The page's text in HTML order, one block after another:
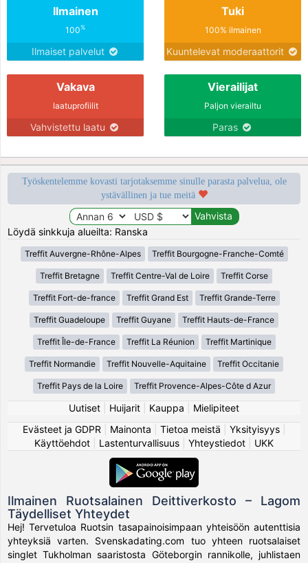
Ilmainen
100%
Ilmaiset palvelut
Tuki
100% ilmainen
Kuuntelevat moderaattorit
Vakava
laatuprofiilit
Vahvistettu laatu
Vierailijat
Paljon vierailtu
Paras
Työskentelemme kovasti tarjotaksemme sinulle parasta palvelua, ole
ystävällinen ja tue meitä
Löydä sinkkuja alueilta: Ranska
Treffit Auvergne-Rhône-Alpes Treffit Bourgogne-Franche-Comté
Treffit Bretagne Treffit Centre-Val de Loire Treffit Corse
Treffit Fort-de-france Treffit Grand Est Treffit Grande-Terre
Treffit Guadeloupe Treffit Guyane Treffit Hauts-de-France
Treffit Île-de-France Treffit La Réunion Treffit Martinique
Treffit Normandie Treffit Nouvelle-Aquitaine Treffit Occitanie
Treffit Pays de la Loire Treffit Provence-Alpes-Côte d Azur
Uutiset Huijarit Kauppa
Mielipiteet
Evästeet ja GDPR
Mainonta Tietoa meistä Yksityisyys|
Käyttöehdot
Lastenturvallisuus Yhteystiedot UKK
Ilmainen Ruotsalainen Deittiverkosto – Lagom
Täydelliset Yhteydet
Hej! Tervetuloa Ruotsin tasapainoisimpaan yhteisöön autenttisia
yhteyksiä varten. Svenskadating.com tuo yhteen ruotsalaiset
singlet Tukholman saaristosta Göteborgin rannikolle, juhlistaen